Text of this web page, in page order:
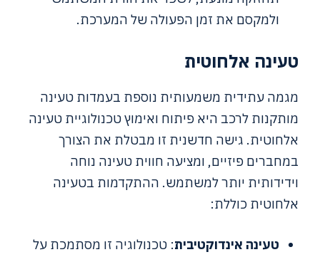
ולמקסם את זמן הפעולה של המערכת.
טעינה אלחוטית
מגמה עתידית משמעותית נוספת בעמדות טעינה
מותקנות לרכב היא פיתוח ואימוץ טכנולוגיית טעינה
אלחוטית. גישה חדשנית זו מבטלת את הצורך
במחברים פיזיים, ומציעה חווית טעינה נוחה
וידידותית יותר למשתמש. ההתקדמות בטעינה
אלחוטית כוללת:
טעינה אינדוקטיבית: טכנולוגיה זו מסתמכת על